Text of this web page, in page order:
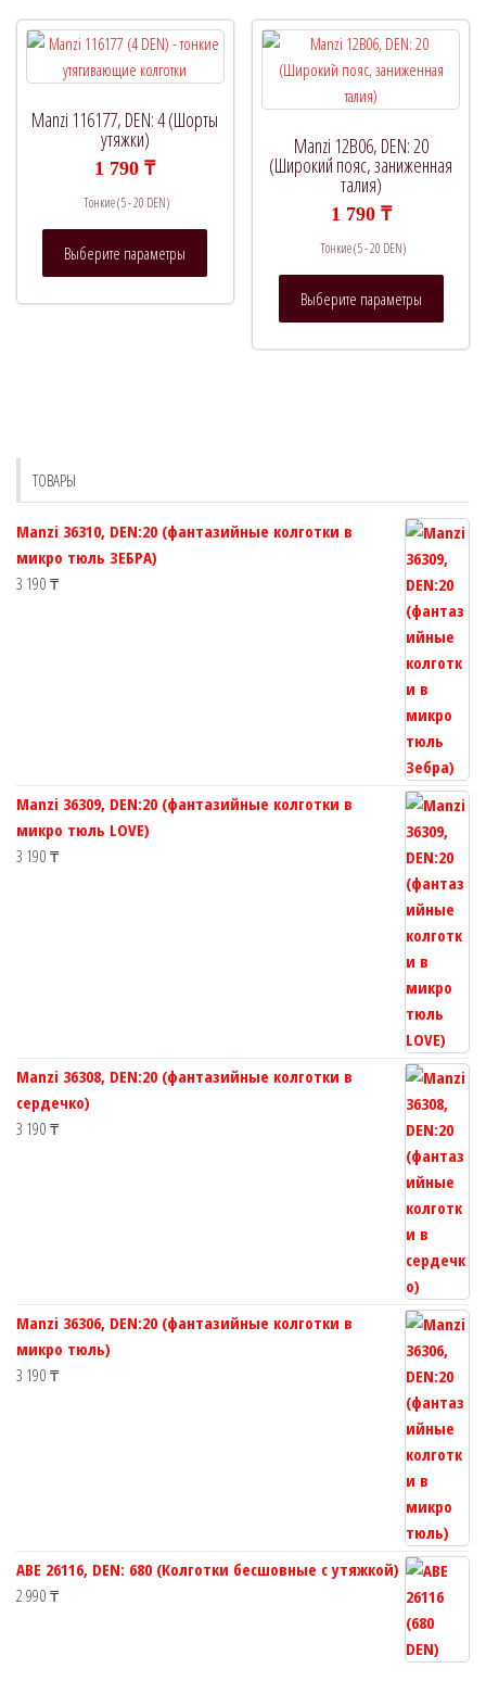
можно
на
Опции
на
товара.
Manzi 116177, DEN: 4 (Шорты
утяжки)
1 790₸
Тонкие (5 - 20 DEN)
Выберите параметры
Manzi 12B06, DEN: 20
(Широкий пояс, заниженная
талия)
1 790 ₸
Тонкие (5 - 20 DEN)
Выберите параметры
Этот
товара.
ТОВАРЫ
Manzi 36310, DEN:20 (фантазийные колготки в
микро тюль ЗЕБРА)
3 190 ₸
Manzi 36309, DEN:20 (фантазийные колготки в
микро тюль LOVE)
3 190 ₸
Manzi 36308, DEN:20 (фантазийные колготки в
сердечко)
3 190 ₸
Manzi 36306, DEN:20 (фантазийные колготки в
микро тюль)
3 190 ₸
ABE 26116, DEN: 680 (Колготки бесшовные с утяжкой)
2 990 ₸